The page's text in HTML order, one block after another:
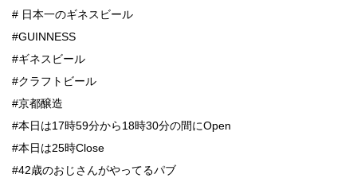
# 日本一のギネスビール
#GUINNESS
#ギネスビール
#クラフトビール
#京都醸造
#本日は17時59分から18時30分の間にOpen
#本日は25時Close
#42歳のおじさんがやってるパブ